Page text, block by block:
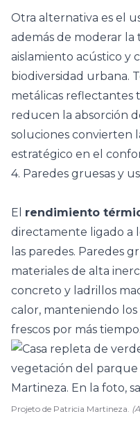
Otra alternativa es el
además de moderar
aislamiento acústico y
biodiversidad urbana.
metálicas reflectantes
reducen la absorción
soluciones convierten
estratégico en el
4. Paredes gruesas y
El rendimiento
directamente ligado a
las paredes. Paredes
materiales de alta
concreto y ladrillos
calor, manteniendo
frescos por más tiempo.
Projeto de Patricia Martineza.